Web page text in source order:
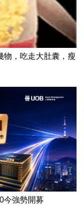
物，吃走大肚囊，瘦
今強勢開募